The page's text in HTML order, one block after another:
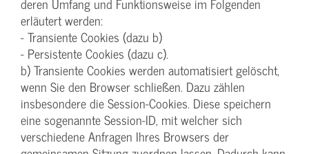
erläutert werden:
- Transiente Cookies (dazu b)
- Persistente Cookies (dazu c).
b) Transiente Cookies werden automatisiert gelöscht,
wenn Sie den Browser schließen. Dazu zählen
insbesondere die Session-Cookies. Diese speichern
eine sogenannte Session-ID, mit welcher sich
verschiedene Anfragen Ihres Browsers der